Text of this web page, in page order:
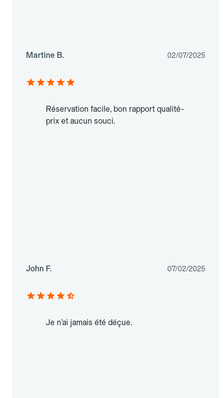
Martine B. 02/07/2025
Réservation facile, bon rapport qualité-
prix et aucun souci.
John F. 07/02/2025
Je n’ai jamais été déçue.